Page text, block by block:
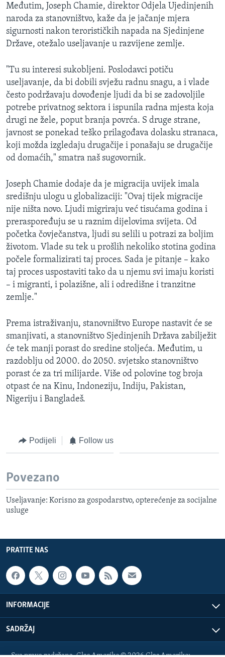
Međutim, Joseph Chamie, direktor Odjela Ujedinjenih
naroda za stanovništvo, kaže da je jačanje mjera
sigurnosti nakon terorističkih napada na Sjedinjene
Države, otežalo useljavanje u razvijene zemlje.
"Tu su interesi sukobljeni. Poslodavci potiču
useljavanje, da bi dobili svježu radnu snagu, a i vlade
često podržavaju dovođenje ljudi da bi se zadovoljile
potrebe privatnog sektora i ispunila radna mjesta koja
drugi ne žele, poput branja povrća. S druge strane,
javnost se ponekad teško prilagođava dolasku stranaca,
koji možda izgledaju drugačije i ponašaju se drugačije
od domaćih," smatra naš sugovornik.
Joseph Chamie dodaje da je migracija uvijek imala
središnju ulogu u globalizaciji: "Ovaj tijek migracije
nije ništa novo. Ljudi migriraju već tisućama godina i
preraspoređuju se u raznim dijelovima svijeta. Od
početka čovječanstva, ljudi su selili u potrazi za boljim
životom. Vlade su tek u prošlih nekoliko stotina godina
počele formalizirati taj proces. Sada je pitanje – kako
taj proces uspostaviti tako da u njemu svi imaju koristi
– i migranti, i polazišne, ali i odredišne i tranzitne
zemlje."
Prema istraživanju, stanovništvo Europe nastavit će se
smanjivati, a stanovništvo Sjedinjenih Država zabilježit
će tek manji porast do sredine stoljeća. Međutim, u
razdoblju od 2000. do 2050. svjetsko stanovništvo
porast će za tri milijarde. Više od polovine tog broja
otpast će na Kinu, Indoneziju, Indiju, Pakistan,
Nigeriju i Bangladeš.
Podijeli Follow us
Povezano
Useljavanje: Korisno za gospodarstvo, opterećenje za socijalne
usluge
PRATITE NAS
INFORMACIJE
SADRŽAJ